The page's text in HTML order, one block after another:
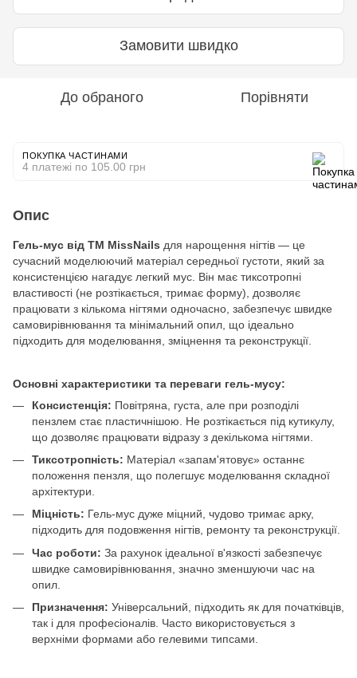
Замовити швидко
До обраного Порівняти
ПОКУПКА ЧАСТИНАМИ
4 платежі по 105.00 грн
Опис
Гель-мус від ТМ MissNails для нарощення нігтів — це
сучасний моделюючий матеріал середньої густоти, який за
консистенцією нагадує легкий мус. Він має тиксотропні
властивості (не розтікається, тримає форму), дозволяє
працювати з кількома нігтями одночасно, забезпечує швидке
самовирівнювання та мінімальний опил, що ідеально
підходить для моделювання, зміцнення та реконструкції.
Основні характеристики та переваги гель-мусу:
Консистенція: Повітряна, густа, але при розподілі
пензлем стає пластичнішою. Не розтікається під кутикулу,
що дозволяє працювати відразу з декількома нігтями.
Тиксотропність: Матеріал «запам'ятовує» останнє
положення пензля, що полегшує моделювання складної
архітектури.
Міцність: Гель-мус дуже міцний, чудово тримає арку,
підходить для подовження нігтів, ремонту та реконструкції.
Час роботи: За рахунок ідеальної в'язкості забезпечує
швидке самовирівнювання, значно зменшуючи час на
опил.
Призначення: Універсальний, підходить як для початківців,
так і для професіоналів. Часто використовується з
верхніми формами або гелевими типсами.